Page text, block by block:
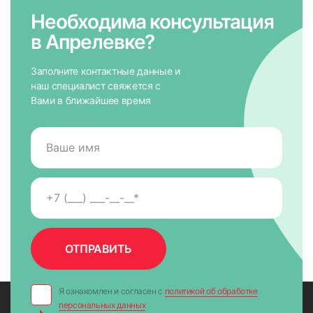
7. На направляющих снять защитную пленку для скотча,
приложить к окну и крепко прижать по всей высоте на 5-
10 сек. для максимально надежного крепления.
Необходима консультация
в Апрелевке?
Заполните контактные данные и
наш специалист свяжется с
Вами в ближайшее время
Я ознакомлен и согласен с политикой об обработке
персональных данных